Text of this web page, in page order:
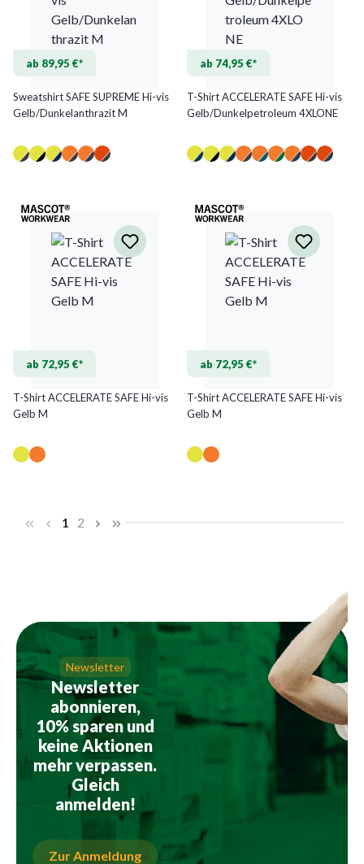
ab 89,95 €*
Sweatshirt SAFE SUPREME Hi-vis
Gelb/Dunkelanthrazit M
ab 74,95 €*
T-Shirt ACCELERATE SAFE Hi-vis
Gelb/Dunkelpetroleum 4XLONE
ab 72,95 €*
T-Shirt ACCELERATE SAFE Hi-vis
Gelb M
ab 72,95 €*
T-Shirt ACCELERATE SAFE Hi-vis
Gelb M
Seite
1 Seite
2
Newsletter
Newsletter
abonnieren,
10% sparen und
keine Aktionen
mehr verpassen.
Gleich
anmelden!
Zur Anmeldung